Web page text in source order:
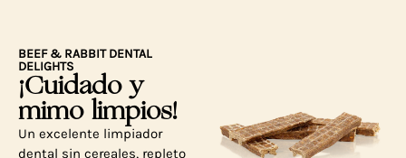
BEEF & RABBIT DENTAL
DELIGHTS
¡Cuidado y
mimo limpios!
Un excelente limpiador
dental sin cereales, repleto